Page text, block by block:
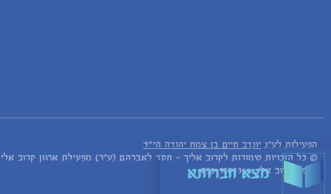
הפעילות לע"נ יונדב חיים בן צמח יהודה הי"ד
© כל הזכויות שמורות לקרוב אליך - חסד לאברהם (ע"ר) מפעילת ארגון קרוב אלי
טלפון קרוב אלי: 058-5503344מצא חברותא